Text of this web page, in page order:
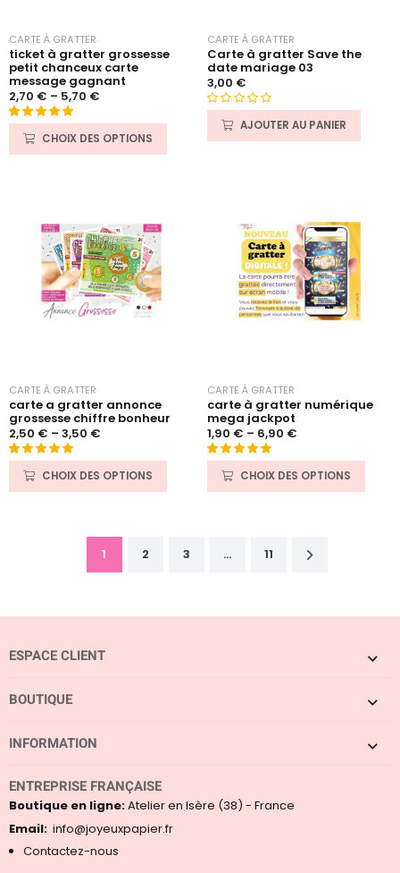
CARTE À GRATTER
ticket à gratter grossesse
petit chanceux carte
message gagnant
2,70 € – 5,70 €
Noté 4.90
sur 5 basé
CHOIX DES OPTIONS
CARTE À GRATTER
Carte à gratter Save the
date mariage 03
3,00 €
AJOUTER AU PANIER
CARTE À GRATTER
carte a gratter annonce
grossesse chiffre bonheur
2,50 € – 3,50 €
Noté 5.00
sur 5 basé
CHOIX DES OPTIONS
CARTE À GRATTER
carte à gratter numérique
mega jackpot
1,90 € – 6,90 €
Noté 5.00
sur 5 basé
CHOIX DES OPTIONS
1 2 3 … 11
ENTREPRISE FRANÇAISE
Boutique en ligne:Atelier en Isère (38) - France
Email: info@joyeuxpapier.fr
Contactez-nous
ESPACE CLIENT
BOUTIQUE
INFORMATION